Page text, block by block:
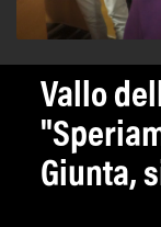
Vallo
Giunta,